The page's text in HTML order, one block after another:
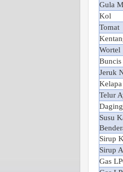
Gula
Kol
Tomat
Wortel
Buncis
Jeruk
Kelapa
Telur
Susu
Sirup
Sirup
Gas